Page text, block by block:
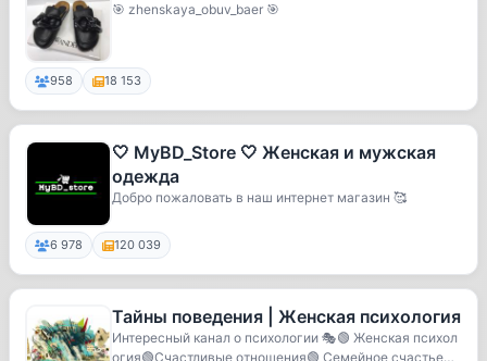
🎯 zhenskaya_obuv_baer 🎯
958 18 153
🤍 MyBD_Store 🤍 Женская и мужская
одежда
Добро пожаловать в наш интернет магазин 🥰
6 978 120 039
Тайны поведения | Женская психология
Интересный канал о психологии 🎭🟢 Женская психол
огия🟢Счастливые отношения🟢 Семейное счастье🟢